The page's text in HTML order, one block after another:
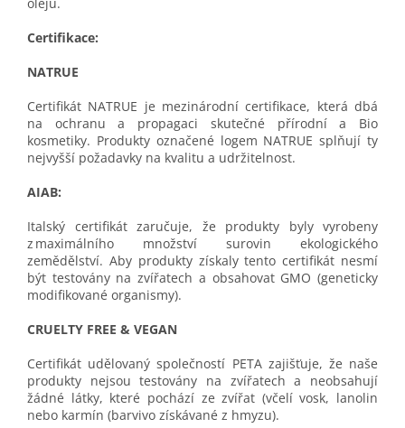
Certifikace:
NATRUE
Certifikát NATRUE je mezinárodní certifikace, která dbá
na ochranu a propagaci skutečné přírodní a Bio
kosmetiky. Produkty označené logem NATRUE splňují ty
nejvyšší požadavky na kvalitu a udržitelnost.
AIAB:
Italský certifikát zaručuje, že produkty byly vyrobeny
z maximálního množství surovin ekologického
zemědělství. Aby produkty získaly tento certifikát nesmí
být testovány na zvířatech a obsahovat GMO (geneticky
modifikované organismy).
CRUELTY FREE & VEGAN
Certifikát udělovaný společností PETA zajišťuje, že naše
produkty nejsou testovány na zvířatech a neobsahují
žádné látky, které pochází ze zvířat (včelí vosk, lanolin
nebo karmín (barvivo získávané z hmyzu).